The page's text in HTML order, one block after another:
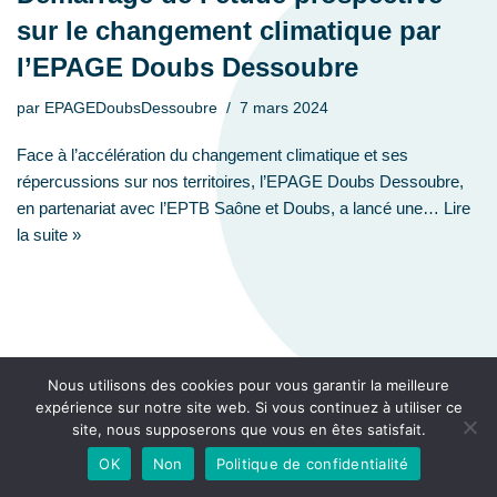
sur le changement climatique par
l’EPAGE Doubs Dessoubre
par EPAGEDoubsDessoubre 7 mars 2024
Face à l’accélération du changement climatique et ses
répercussions sur nos territoires, l’EPAGE Doubs Dessoubre,
en partenariat avec l’EPTB Saône et Doubs, a lancé une… Lire
la suite »
| Propulsé parWordPress
Nous utilisons des cookies pour vous garantir la meilleure
expérience sur notre site web. Si vous continuez à utiliser ce
site, nous supposerons que vous en êtes satisfait.
OK
Non Politique de confidentialité